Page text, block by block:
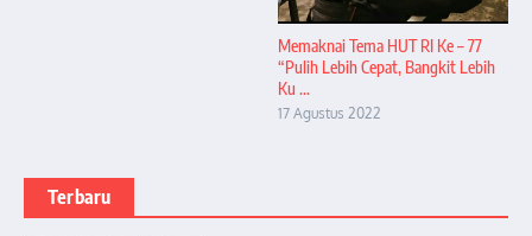
Memaknai Tema HUT RI Ke – 77
“Pulih Lebih Cepat, Bangkit Lebih
Ku ...
17 Agustus 2022
Terbaru